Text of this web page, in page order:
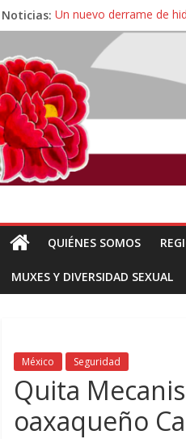
Noticias: Un nuevo derrame de
Ángel, el joven autista
Familiares de
Alertan pescadores de
Pescadores y
QUIÉNES SOMOS
MUXES Y DIVERSIDAD SEXUAL
México Seguridad
Quita
oaxaqueño